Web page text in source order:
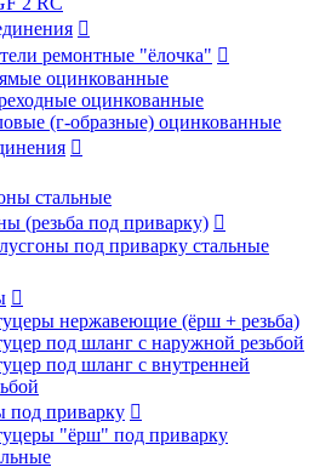

ремонтные "ёлочка" 
оцинкованные
оцинкованные
(г-образные) оцинкованные

стальные
(резьба под приварку) 
под приварку стальные

нержавеющие (ёрш + резьба)
под шланг с наружной резьбой
под шланг с внутренней
приварку 
"ёрш" под приварку